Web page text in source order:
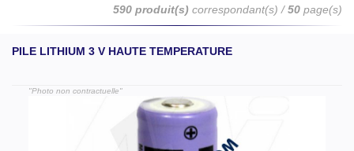
590 produit(s) correspondant(s) /50 page(s)
PILE LITHIUM 3 V HAUTE TEMPERATURE
"Photo non contractuelle"